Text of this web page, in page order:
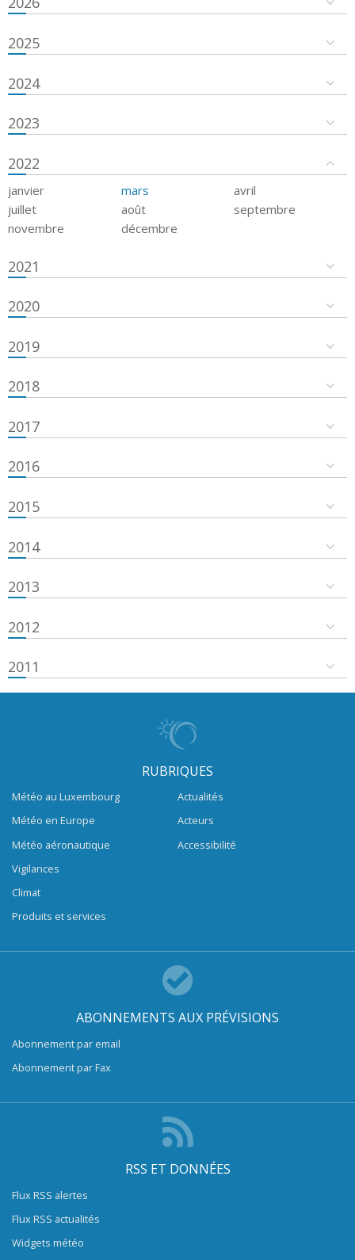
2025
2024
2023
2022
janvier mars
avril
juillet
août
septembre
novembre
décembre
2021
2020
2019
2018
2017
2016
2015
2014
2013
2012
2011
RUBRIQUES
Météo au Luxembourg
Météo en Europe
Météo aéronautique
Vigilances
Climat
Produits et services
Actualités
Acteurs
Accessibilité
ABONNEMENTS AUX PRÉVISIONS
Abonnement par email
Abonnement par Fax
RSS ET DONNÉES
Flux RSS alertes
Flux RSS actualités
Widgets météo